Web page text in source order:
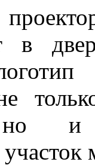
в
но и